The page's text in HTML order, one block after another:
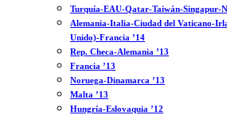
Turquía-EAU-Qatar-Taiwán-Singapur-
Alemania-Italia-Ciudad del Vaticano-
Unido)-Francia ’14
Rep. Checa-Alemania ’13
Francia ’13
Noruega-Dinamarca ’13
Malta ’13
Hungría-Eslovaquia ’12